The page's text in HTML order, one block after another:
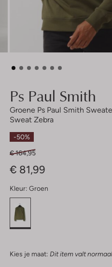
Ps Paul Smith
Groene Ps Paul Smith
Sweat Zebra
-50%
€ 164,95
€ 81,99
Kleur: Groen
Kies je maat: Dit item valt